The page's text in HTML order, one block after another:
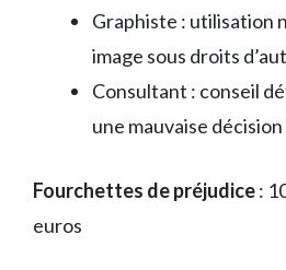
Graphiste : utilisation
image sous droits
Consultant : conseil
une mauvaise
Fourchettes de préjudice:
euros